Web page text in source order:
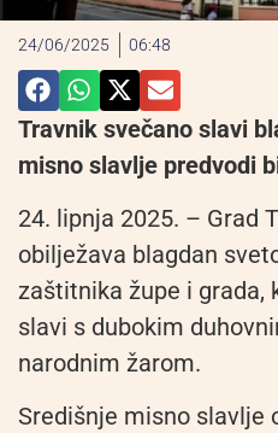
24/06/2025 06:48
Travnik svečano slavi
misno slavlje predvodi
24. lipnja 2025. – Grad
obilježava blagdan
zaštitnika župe i grada,
slavi s dubokim
narodnim žarom.
Središnje misno slavlje